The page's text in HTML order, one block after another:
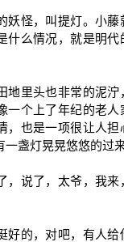
妖怪，叫提灯。小藤
什么情况，就是明
地里头也非常的泥泞
一个上了年纪的老人
，也是一项很让人
盏灯晃晃悠悠的过
，说了，太爷，我
好的，对吧，有人